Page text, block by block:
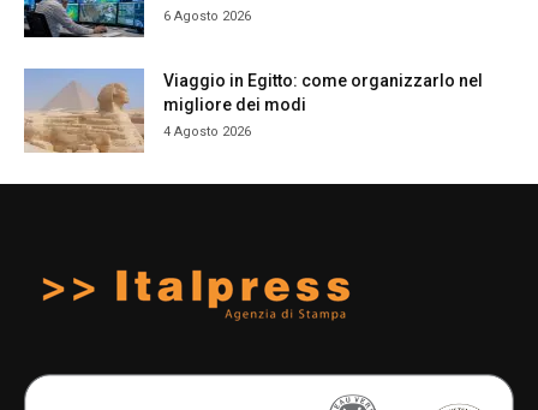
6 Agosto 2026
Viaggio in Egitto: come organizzarlo nel
migliore dei modi
4 Agosto 2026